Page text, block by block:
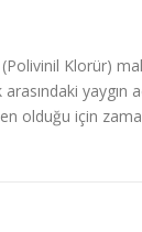
Klorür)
yaygın
olduğu için